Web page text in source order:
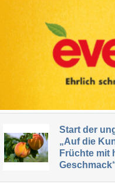
Start der
„Auf die
Früchte mit